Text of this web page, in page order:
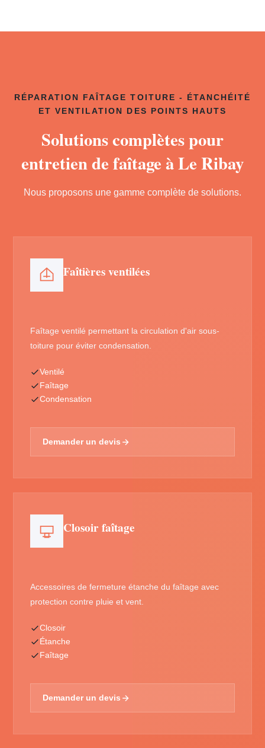
RÉPARATION FAÎTAGE TOITURE - ÉTANCHÉITÉ
ET VENTILATION DES POINTS HAUTS
Solutions complètes pour
entretien de faîtage à Le Ribay
Nous proposons une gamme complète de solutions.
Faîtières ventilées
Faîtage ventilé permettant la circulation d'air sous-
toiture pour éviter condensation.
Ventilé
Faîtage
Condensation
Demander un devis
Closoir faîtage
Accessoires de fermeture étanche du faîtage avec
protection contre pluie et vent.
Closoir
Étanche
Faîtage
Demander un devis